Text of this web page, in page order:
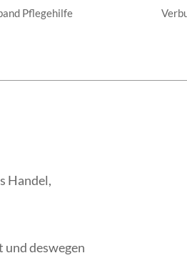
Pflegehilfe
Handel,
deswegen